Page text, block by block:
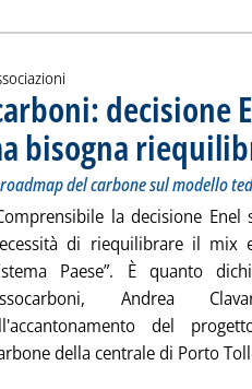
decisione
bisogna
del carbone sul modello
la decisione
di riequilibrare il mix
Paese”. È quanto
Andrea
del
della centrale di Porto